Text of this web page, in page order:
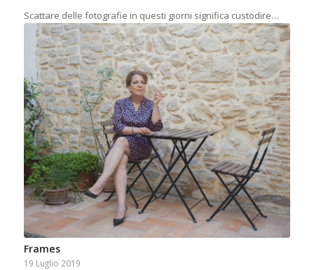
Scattare delle fotografie in questi giorni significa custodire…
Frames
19 Luglio 2019